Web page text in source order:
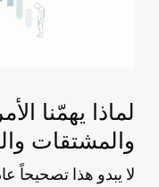
لماذا يهمّنا
والمشتقات
لا يبدو هذا تصحيحاً